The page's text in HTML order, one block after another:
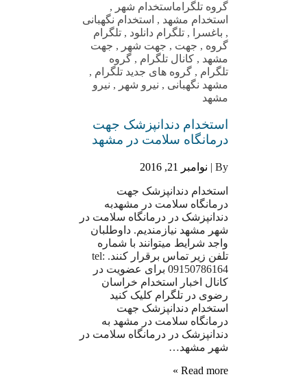
گروه تلگراماستخدام شهر ,
استخدام مشهد , استخدام نگهبانی
, باغسرا , تلگرام دانلود , تلگرام
گروه , جهت , جهت شهر , جهت
مشهد , کانال تلگرام , گروه
تلگرام , گروه های جدید تلگرام ,
مشهد نگهبانی , نیرو شهر , نیرو
مشهد
استخدام دندانپزشک جهت
درمانگاه سلامت در مشهد
By | نوامبر 21, 2016
استخدام دندانپزشک جهت
درمانگاه سلامت در مشهدبه
دندانپزشک در درمانگاه سلامت در
شهر مشهد نیازمندیم. داوطلبان
واجد شرایط میتوانند با شماره
تلفن زیر تماس برقرار کنند. tel:
09150786164 برای عضویت در
کانال اخبار استخدام خراسان
رضوی در تلگرام کلیک کنید
استخدام دندانپزشک جهت
درمانگاه سلامت در مشهد به
دندانپزشک در درمانگاه سلامت در
شهر مشهد…
Read more »